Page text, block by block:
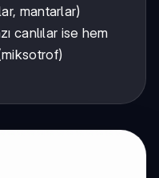
mantarlar)
canlılar ise hem